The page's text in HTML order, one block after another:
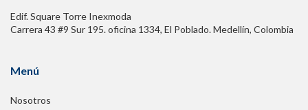
Edif. Square Torre Inexmoda
Carrera 43 #9 Sur 195. oficina 1334, El Poblado. Medellín, Colombia
Menú
Nosotros